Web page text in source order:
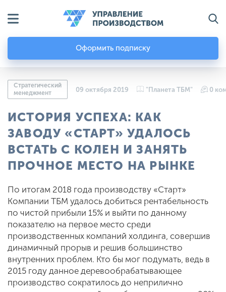
Оформить подписку
Стратегический
менеджмент
09 октября 2019 "Планета ТБМ" 0
ИСТОРИЯ УСПЕХА: КАК
ЗАВОДУ «СТАРТ» УДАЛОСЬ
ВСТАТЬ С КОЛЕН И ЗАНЯТЬ
ПРОЧНОЕ МЕСТО НА РЫНКЕ
По итогам 2018 года производству «Старт»
Компании ТБМ удалось добиться рентабельность
по чистой прибыли 15% и выйти по данному
показателю на первое место среди
производственных компаний холдинга, совершив
динамичный прорыв и решив большинство
внутренних проблем. Кто бы мог подумать, ведь в
2015 году данное деревообрабатывающее
производство сократилось до неприлично